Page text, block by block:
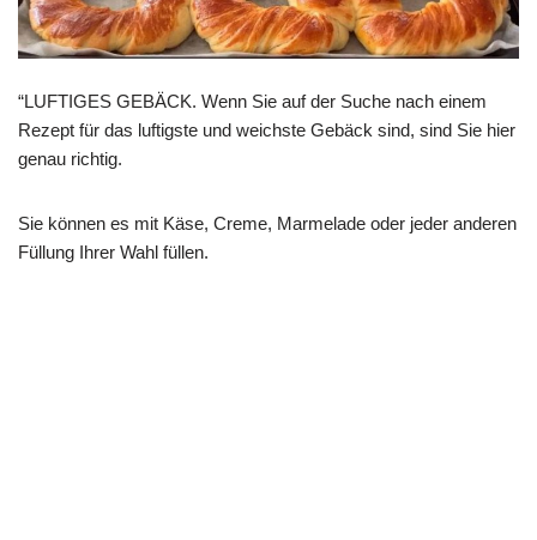
“LUFTIGES GEBÄCK. Wenn Sie auf der Suche nach einem
Rezept für das luftigste und weichste Gebäck sind, sind Sie hier
genau richtig.
Sie können es mit Käse, Creme, Marmelade oder jeder anderen
Füllung Ihrer Wahl füllen.